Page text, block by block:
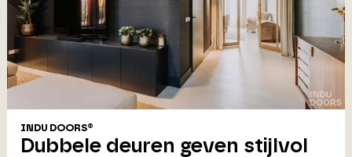
INDU DOORS®
Dubbele deuren geven stijlvol